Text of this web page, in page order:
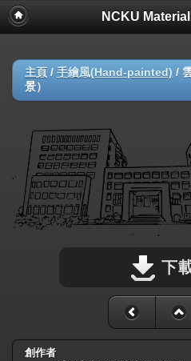
NCKU
主頁 / 手繪風(Hand-painted) /
景）
下
創作者